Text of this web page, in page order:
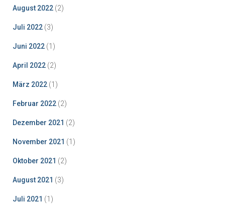
August 2022 (2)
Juli 2022 (3)
Juni 2022 (1)
April 2022 (2)
März 2022 (1)
Februar 2022 (2)
Dezember 2021 (2)
November 2021 (1)
Oktober 2021 (2)
August 2021 (3)
Juli 2021 (1)